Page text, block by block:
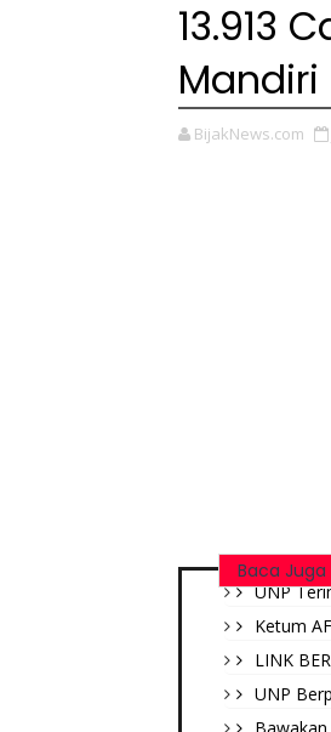
13.913
Mandiri
BijakNews.com
Baca Juga
UNP
Ketum
LINK
UNP